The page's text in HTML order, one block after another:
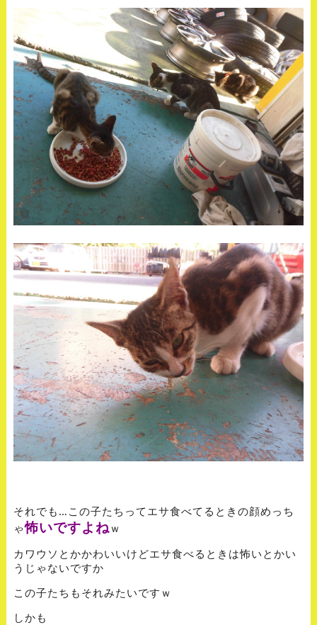
それでも…この子たちってエサ食べてるときの顔めっち
ゃ怖いですよねｗ
カワウソとかかわいいけどエサ食べるときは怖いとかい
うじゃないですか
この子たちもそれみたいですｗ
しかも